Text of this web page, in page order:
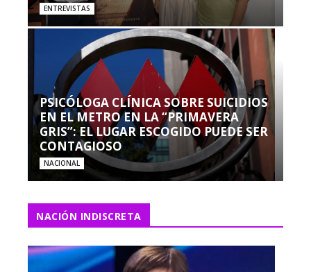
ENTREVISTAS
PSICÓLOGA CLÍNICA SOBRE SUICIDIOS
EN EL METRO EN LA “PRIMAVERA
GRIS”: EL LUGAR ESCOGIDO PUEDE SER
CONTAGIOSO
NACIONAL
NACIÓN INDISCRETA